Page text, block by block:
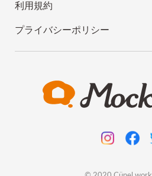
利用規約
プライバシーポリシー